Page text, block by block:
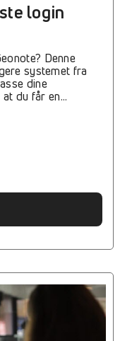
login
Denne
systemet fra
dine
du får en